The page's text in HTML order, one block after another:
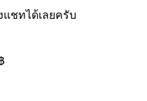
ชทได้เลยครับ